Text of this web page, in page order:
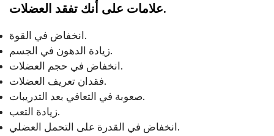
علامات على أنك تفقد العضلات.
انخفاض في القوة.
زيادة الدهون في الجسم.
انخفاض في حجم العضلات.
فقدان تعريف العضلات.
صعوبة في التعافي بعد التدريبات.
زيادة التعب.
انخفاض في القدرة على التحمل العضلي.